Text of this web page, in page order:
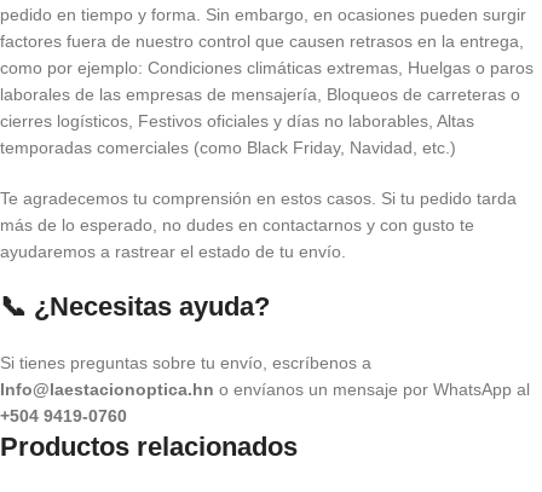
pedido en tiempo y forma. Sin embargo, en ocasiones pueden surgir
factores fuera de nuestro control que causen retrasos en la entrega,
como por ejemplo: Condiciones climáticas extremas, Huelgas o paros
laborales de las empresas de mensajería, Bloqueos de carreteras o
cierres logísticos, Festivos oficiales y días no laborables, Altas
temporadas comerciales (como Black Friday, Navidad, etc.)
Te agradecemos tu comprensión en estos casos. Si tu pedido tarda
más de lo esperado, no dudes en contactarnos y con gusto te
ayudaremos a rastrear el estado de tu envío.
📞 ¿Necesitas ayuda?
Si tienes preguntas sobre tu envío, escríbenos a
Info@laestacionoptica.hn o envíanos un mensaje por WhatsApp al
+504 9419-0760
Productos relacionados